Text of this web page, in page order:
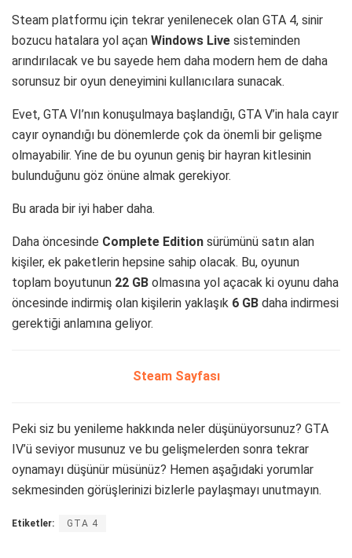
Steam platformu için tekrar yenilenecek olan GTA 4, sinir
bozucu hatalara yol açan Windows Live sisteminden
arındırılacak ve bu sayede hem daha modern hem de daha
sorunsuz bir oyun deneyimini kullanıcılara sunacak.
Evet, GTA VI’nın konuşulmaya başlandığı, GTA V’in hala cayır
cayır oynandığı bu dönemlerde çok da önemli bir gelişme
olmayabilir. Yine de bu oyunun geniş bir hayran kitlesinin
bulunduğunu göz önüne almak gerekiyor.
Bu arada bir iyi haber daha.
Daha öncesinde Complete Edition sürümünü satın alan
kişiler, ek paketlerin hepsine sahip olacak. Bu, oyunun
toplam boyutunun 22 GB olmasına yol açacak ki oyunu daha
öncesinde indirmiş olan kişilerin yaklaşık 6 GB daha indirmesi
gerektiği anlamına geliyor.
Steam Sayfası
Peki siz bu yenileme hakkında neler düşünüyorsunuz? GTA
IV’ü seviyor musunuz ve bu gelişmelerden sonra tekrar
oynamayı düşünür müsünüz? Hemen aşağıdaki yorumlar
sekmesinden görüşlerinizi bizlerle paylaşmayı unutmayın.
Etiketler: GTA 4